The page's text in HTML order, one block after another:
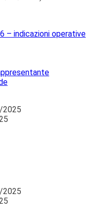
– indicazioni operative